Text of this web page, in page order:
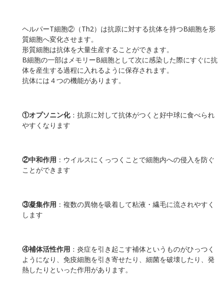
ヘルパーT細胞②（Th2）は抗原に対する抗体を持つB細胞を形
質細胞へ変化させます。
形質細胞は抗体を大量生産することができます。
B細胞の一部はメモリーB細胞として次に感染した際にすぐに抗
体を産生する過程に入れるように保存されます。
抗体には４つの機能があります。
①オプソニン化：抗原に対して抗体がつくと好中球に食べられ
やすくなります
②中和作用 ：ウイルスにくっつくことで細胞内への侵入を防ぐ
ことができます
③凝集作用 ：複数の異物を吸着して粘液・繊毛に流されやすく
します
④補体活性作用 ：炎症を引き起こす補体というものがひっつく
ようになり、免疫細胞を引き寄せたり、細菌を破壊したり、発
熱したりといった作用があります。